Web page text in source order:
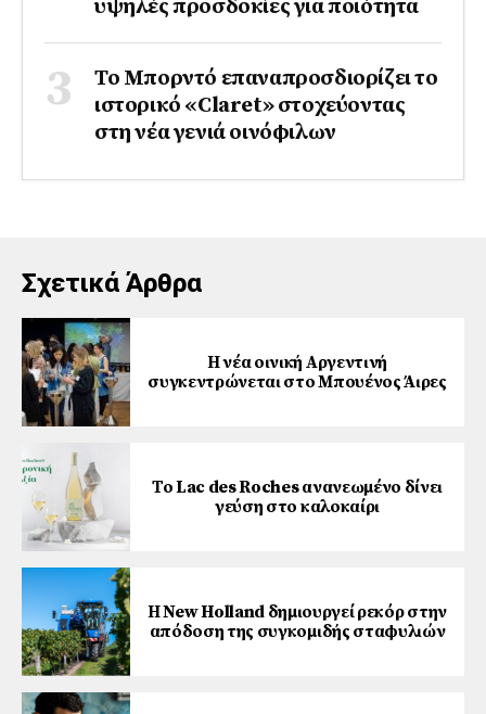
υψηλές προσδοκίες για ποιότητα
Το Μπορντό επαναπροσδιορίζει το
ιστορικό «Claret» στοχεύοντας
στη νέα γενιά οινόφιλων
Σχετικά Άρθρα
Η νέα οινική Αργεντινή
συγκεντρώνεται στο Μπουένος Άιρες
Το Lac des Roches ανανεωμένο δίνει
γεύση στο καλοκαίρι
Η New Holland δημιουργεί ρεκόρ στην
απόδοση της συγκομιδής σταφυλιών